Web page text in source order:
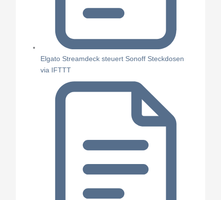
Elgato Streamdeck steuert Sonoff Steckdosen
via IFTTT